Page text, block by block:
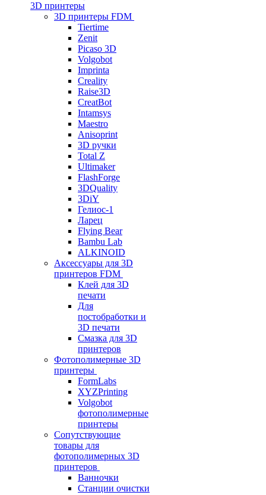
3D принтеры
3D принтеры FDM
Tiertime
Zenit
Picaso 3D
Volgobot
Imprinta
Creality
Raise3D
CreatBot
Intamsys
Maestro
Anisoprint
3D ручки
Total Z
Ultimaker
FlashForge
3DQuality
3DiY
Гелиос-1
Ларец
Flying Bear
Bambu Lab
ALKINOID
Аксессуары для 3D
принтеров FDM
Клей для 3D
печати
Для
постобработки и
3D печати
Смазка для 3D
принтеров
Фотополимерные 3D
принтеры
FormLabs
XYZPrinting
Volgobot
фотополимерные
принтеры
Сопутствующие
товары для
фотополимерных 3D
принтеров
Ванночки
Станции очистки